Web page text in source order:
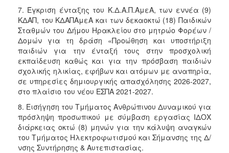
7. Έγκριση ένταξης του Κ.Δ.Α.Π.ΑμεΑ, των εννέα (9)
ΚΔΑΠ, του ΚΔΑΠΑμεΑ και των δεκαοκτώ (18) Παιδικών
Σταθμών του Δήμου Ηρακλείου στο μητρώο Φορέων /
Δομών για τη δράση «Προώθηση και υποστήριξη
παιδιών για την ένταξή τους στην προσχολική
εκπαίδευση καθώς και για την πρόσβαση παιδιών
σχολικής ηλικίας, εφήβων και ατόμων με αναπηρία,
σε υπηρεσίες δημιουργικής απασχόλησης 2026-2027,
στο πλαίσιο του νέου ΕΣΠΑ 2021-2027.
8. Εισήγηση του Τμήματος Ανθρώπινου Δυναμικού για
πρόσληψη προσωπικού με σύμβαση εργασίας ΙΔΟΧ
διάρκειας οκτώ (8) μηνών για την κάλυψη αναγκών
του Τμήματος Ηλεκτροφωτισμού και Σήμανσης της Δ/
νσης Συντήρησης & Αυτεπιστασίας.